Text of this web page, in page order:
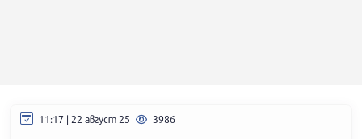
11:17 | 22 август 25 3986